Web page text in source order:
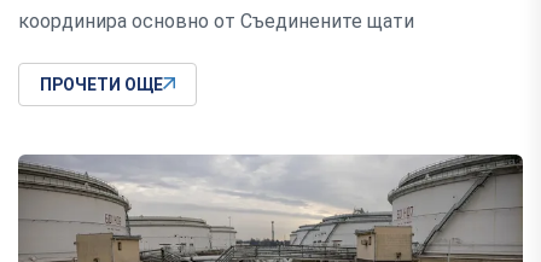
координира основно от Съединените щати
ПРОЧЕТИ ОЩЕ